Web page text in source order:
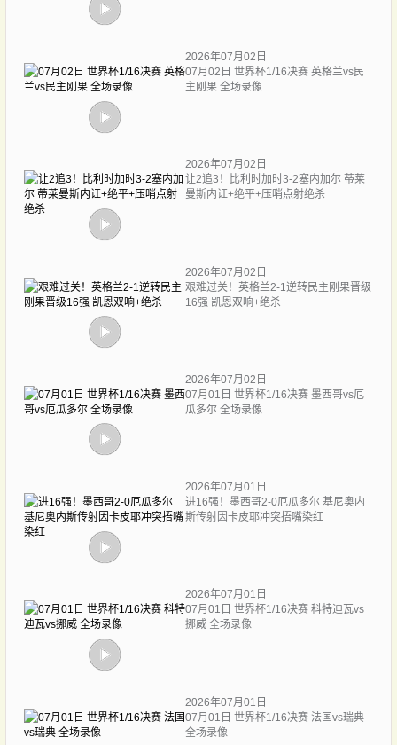
2026年07月02日
07月02日 世界杯1/16决赛 英格兰vs民
主刚果 全场录像
2026年07月02日
让2追3！比利时加时3-2塞内加尔 蒂莱
曼斯内讧+绝平+压哨点射绝杀
2026年07月02日
艰难过关！英格兰2-1逆转民主刚果晋级
16强 凯恩双响+绝杀
2026年07月02日
07月01日 世界杯1/16决赛 墨西哥vs厄
瓜多尔 全场录像
2026年07月01日
进16强！墨西哥2-0厄瓜多尔 基尼奥内
斯传射因卡皮耶冲突捂嘴染红
2026年07月01日
07月01日 世界杯1/16决赛 科特迪瓦vs
挪威 全场录像
2026年07月01日
07月01日 世界杯1/16决赛 法国vs瑞典
全场录像